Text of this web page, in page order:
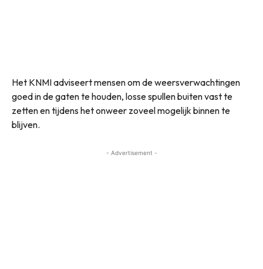
Het KNMI adviseert mensen om de weersverwachtingen
goed in de gaten te houden, losse spullen buiten vast te
zetten en tijdens het onweer zoveel mogelijk binnen te
blijven.
- Advertisement -